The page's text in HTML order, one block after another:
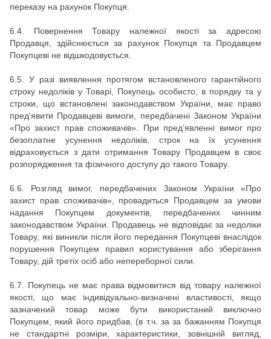
переказу на рахунок Покупця.
6.4. Повернення Товару належної якості за адресою
Продавця, здійснюється за рахунок Покупця та Продавцем
Покупцеві не відшкодовується.
6.5. У разі виявлення протягом встановленого гарантійного
строку недоліків у Товарі, Покупець особисто, в порядку та у
строки, що встановлені законодавством України, має право
пред'явити Продавцеві вимоги, передбачені Законом України
«Про захист прав споживачів». При пред’явленні вимог про
безоплатне усунення недоліків, строк на їх усунення
відраховується з дати отримання Товару Продавцем в своє
розпорядження та фізичного доступу до такого Товару.
6.6. Розгляд вимог, передбачених Законом України «Про
захист прав споживачів», провадиться Продавцем за умови
надання Покупцем документів, передбачених чинним
законодавством України. Продавець не відповідає за недоліки
Товару, які виникли після його передання Покупцеві внаслідок
порушення Покупцем правил користування або зберігання
Товару, дій третіх осіб або непереборної сили.
6.7.
Покупець не має права відмовитися від товару належної
якості, що має індивідуально-визначені властивості, якщо
зазначений товар може бути використаний виключно
Покупцем, який його придбав, (в т.ч. за за бажанням Покупця
не стандартні розміри, характеристики, зовнішній вигляд,